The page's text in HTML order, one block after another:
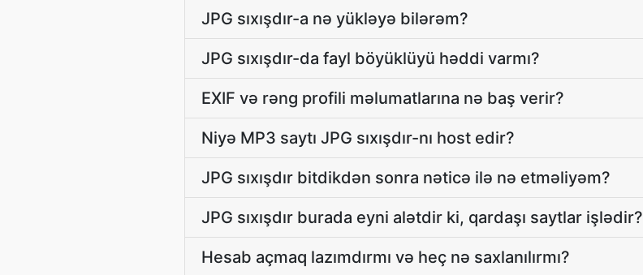
JPG sıxışdır-a nə yükləyə bilərəm?
JPG sıxışdır-da fayl böyüklüyü həddi varmı?
EXIF və rəng profili məlumatlarına nə baş verir?
Niyə MP3 saytı JPG sıxışdır-nı host edir?
JPG sıxışdır bitdikdən sonra nəticə ilə nə etməliyəm?
JPG sıxışdır burada eyni alətdir ki, qardaşı saytlar işlədir?
Hesab açmaq lazımdırmı və heç nə saxlanılırmı?